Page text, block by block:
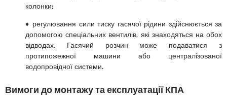
колонки;
♦ регулювання сили тиску гасячої рідини здійснюється за
допомогою спеціальних вентилів, які знаходяться на обох
відводах. Гасячий розчин може подаватися з
протипожежної машини або централізованої
водопровідної системи.
Вимоги до монтажу та експлуатації КПА